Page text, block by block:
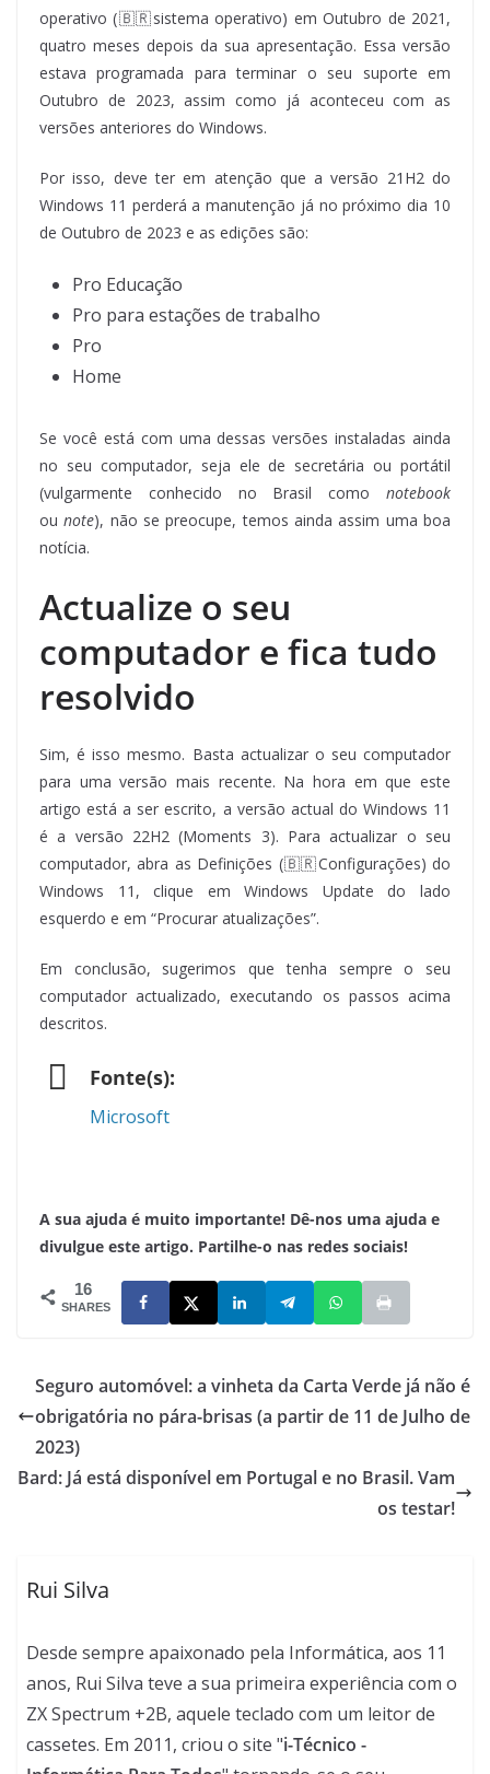
operativo (🇧🇷sistema operativo) em Outubro de 2021,
quatro meses depois da sua apresentação. Essa versão
estava programada para terminar o seu suporte em
Outubro de 2023, assim como já aconteceu com as
versões anteriores do Windows.
Por isso, deve ter em atenção que a versão 21H2 do
Windows 11 perderá a manutenção já no próximo dia 10
de Outubro de 2023 e as edições são:
Pro Educação
Pro para estações de trabalho
Pro
Home
Se você está com uma dessas versões instaladas ainda
no seu computador, seja ele de secretária ou portátil
(vulgarmente conhecido no Brasil como notebook
ounote), não se preocupe, temos ainda assim uma boa
notícia.
Actualize o seu
computador e fica tudo
resolvido
Sim, é isso mesmo. Basta actualizar o seu computador
para uma versão mais recente. Na hora em que este
artigo está a ser escrito, a versão actual do Windows 11
é a versão 22H2 (Moments 3). Para actualizar o seu
computador, abra as Definições (🇧🇷Configurações) do
Windows 11, clique em Windows Update do lado
esquerdo e em “Procurar atualizações”.
Em conclusão, sugerimos que tenha sempre o seu
computador actualizado, executando os passos acima
descritos.
Fonte(s):
Microsoft
A sua ajuda é muito importante! Dê-nos uma ajuda e
divulgue este artigo. Partilhe-o nas redes sociais!
16
SHARES
Seguro automóvel: a vinheta da Carta Verde já não é
obrigatória no pára-brisas (a partir de 11 de Julho de
2023)
Bard: Já está disponível em Portugal e no Brasil. Vam
os testar!
Rui Silva
Desde sempre apaixonado pela Informática, aos 11
anos, Rui Silva teve a sua primeira experiência com o
ZX Spectrum +2B, aquele teclado com um leitor de
cassetes. Em 2011, criou o site "i-Técnico -